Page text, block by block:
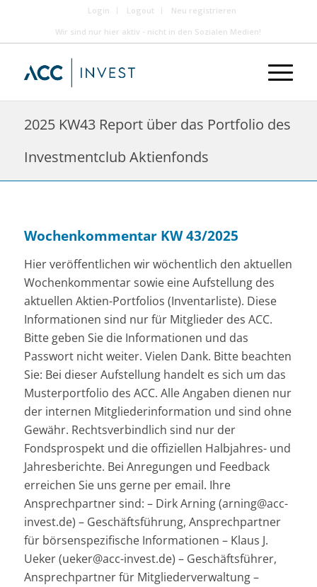
Login Logout
Neu registrieren
Wir sind nur hier aktiv - nicht in den Sozialen Medien!
2025 KW43 Report über das Portfolio des
Investmentclub Aktienfonds
Wochenkommentar KW 43/2025
Hier veröffentlichen wir wöchentlich den aktuellen
Wochenkommentar sowie eine Aufstellung des
aktuellen Aktien-Portfolios (Inventarliste). Diese
Informationen sind nur für Mitglieder des ACC.
Bitte geben Sie die Informationen und das
Passwort nicht weiter. Vielen Dank. Bitte beachten
Sie: Bei dieser Aufstellung handelt es sich um das
Musterportfolio des ACC. Alle Angaben dienen nur
der internen Mitgliederinformation und sind ohne
Gewähr. Rechtsverbindlich sind nur der
Fondsprospekt und die offiziellen Halbjahres- und
Jahresberichte. Bei Anregungen und Feedback
erreichen Sie uns gerne per email. Ihre
Ansprechpartner sind: – Dirk Arning (arning@acc-
invest.de) – Geschäftsführung, Ansprechpartner
für börsenspezifische Informationen – Klaus J.
Ueker (ueker@acc-invest.de) – Geschäftsführer,
Ansprechpartner für Mitgliederverwaltung –